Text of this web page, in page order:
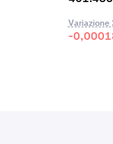
Variazione
-